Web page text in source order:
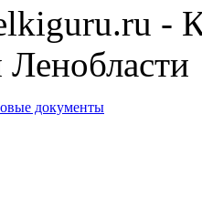
-
Ленобласти
документы